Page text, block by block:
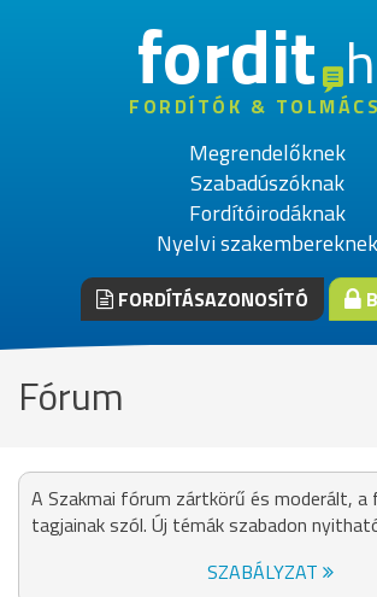
fordit
FORDÍTÓK &
Megrendelőknek
Szabadúszóknak
Fordítóirodáknak
Nyelvi szakembereknek
FORDÍTÁSAZONOSÍTÓ
Fórum
A Szakmai fórum zártkörű és moderált, a
tagjainak szól. Új témák szabadon
SZABÁLYZAT